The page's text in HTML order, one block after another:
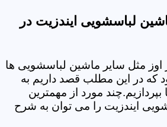
لباسشویی ایندزیت در
مثل سایر ماشین لباسشویی ها
که در این مطلب قصد داریم به
بپردازیم.چند مورد از مهمترین
ایندزیت را می توان به شرح